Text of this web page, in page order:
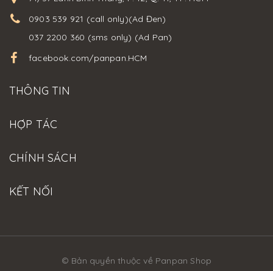
0903 539 921 (call only)(Ad Đen)
037 2200 360 (sms only) (Ad Pan)
facebook.com/panpan.HCM
THÔNG TIN
HỢP TÁC
CHÍNH SÁCH
KẾT NỐI
© Bản quyền thuộc về Panpan Shop